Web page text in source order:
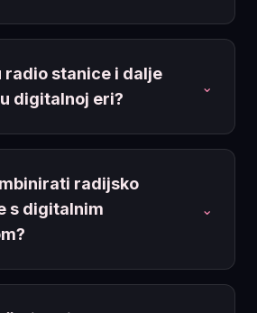
radio stanice i dalje
digitalnoj eri?
⌄
radijsko
s digitalnim
⌄